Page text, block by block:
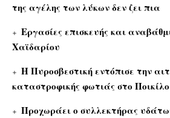
της αγέλης των λύκων δεν ζει πια
Εργασίες επισκευής και
Χαϊδαρίου
Η Πυροσβεστική εντόπισε την
καταστροφικής φωτιάς στο Ποικίλο
Προχωράει ο συλλεκτήρας